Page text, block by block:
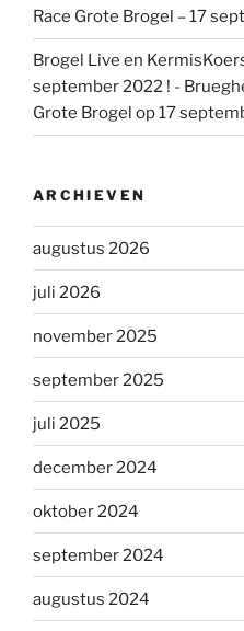
Race Grote Brogel – 17
Brogel Live en
september 2022 ! -
Grote Brogel op 17
ARCHIEVEN
augustus 2026
juli 2026
november 2025
september 2025
juli 2025
december 2024
oktober 2024
september 2024
augustus 2024